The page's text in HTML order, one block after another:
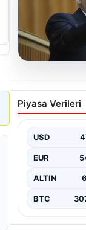
Piyasa Verileri
USD
EUR
ALTIN
BTC